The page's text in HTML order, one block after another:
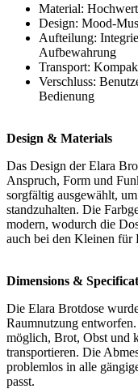
Material:
Design: Mood-
Aufteilung:
Aufbewahrung
Transport:
Verschluss:
Bedienung
Design & Materials
Das Design der Elara
Anspruch, Form und
sorgfältig ausgewählt,
standzuhalten. Die
modern, wodurch die
auch bei den Kleinen für
Dimensions &
Die Elara Brotdose
Raumnutzung
möglich, Brot, Obst und
transportieren. Die
problemlos in alle
passt.